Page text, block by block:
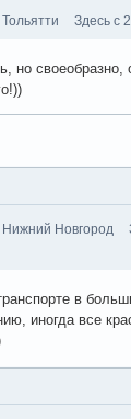
Здесь с
но своеобразно,
Нижний Новгород
в
иногда все